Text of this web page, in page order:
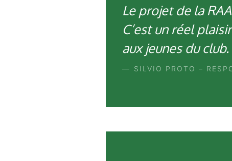
Le projet de la
C’est un réel
aux jeunes du
SILVIO PROTO –